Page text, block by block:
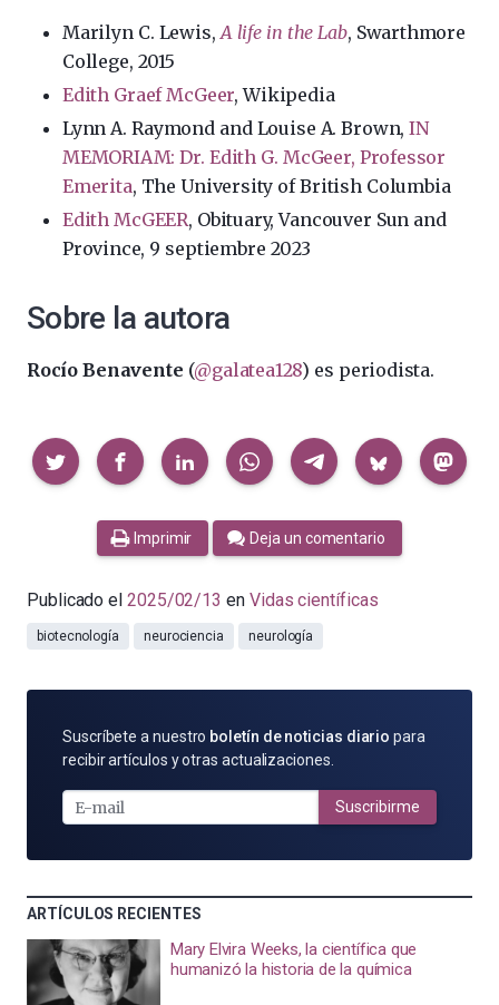
Marilyn C. Lewis,A life in the Lab, Swarthmore
College, 2015
Edith Graef McGeer, Wikipedia
Lynn A. Raymond and Louise A. Brown,IN
MEMORIAM: Dr. Edith G. McGeer, Professor
Emerita, The University of British Columbia
Edith McGEER, Obituary, Vancouver Sun and
Province, 9 septiembre 2023
Sobre la autora
Rocío Benavente (@galatea128) es periodista.
Compartir
Imprimir Deja un comentario
Publicado el 2025/02/13 en Vidas científicas
biotecnología neurociencia neurología
SUSCRÍBETE
POR
MAIL
Suscríbete a nuestro boletín de noticias diario para
recibir artículos y otras actualizaciones.
Suscribirme
ARTÍCULOS RECIENTES
Mary Elvira Weeks, la científica que
humanizó la historia de la química